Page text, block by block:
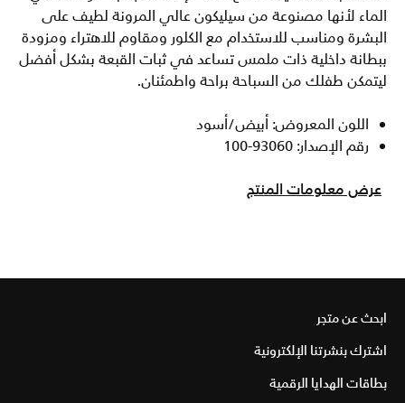
الماء لأنها مصنوعة من سيليكون عالي المرونة لطيف على
البشرة ومناسب للاستخدام مع الكلور ومقاوم للاهتراء ومزودة
ببطانة داخلية ذات ملمس تساعد في ثبات القبعة بشكل أفضل
ليتمكن طفلك من السباحة براحة واطمئنان.
اللون المعروض: أبيض/أسود
رقم الإصدار: 93060-100
عرض معلومات المنتج
ابحث عن متجر
اشترك بنشرتنا الإلكترونية
بطاقات الهدايا الرقمية